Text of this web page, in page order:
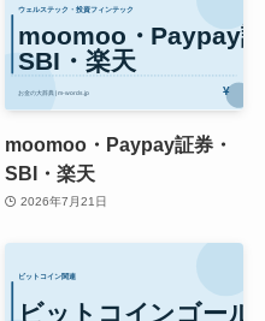
moomoo・Paypay証券・
SBI・楽天
2026年7月21日